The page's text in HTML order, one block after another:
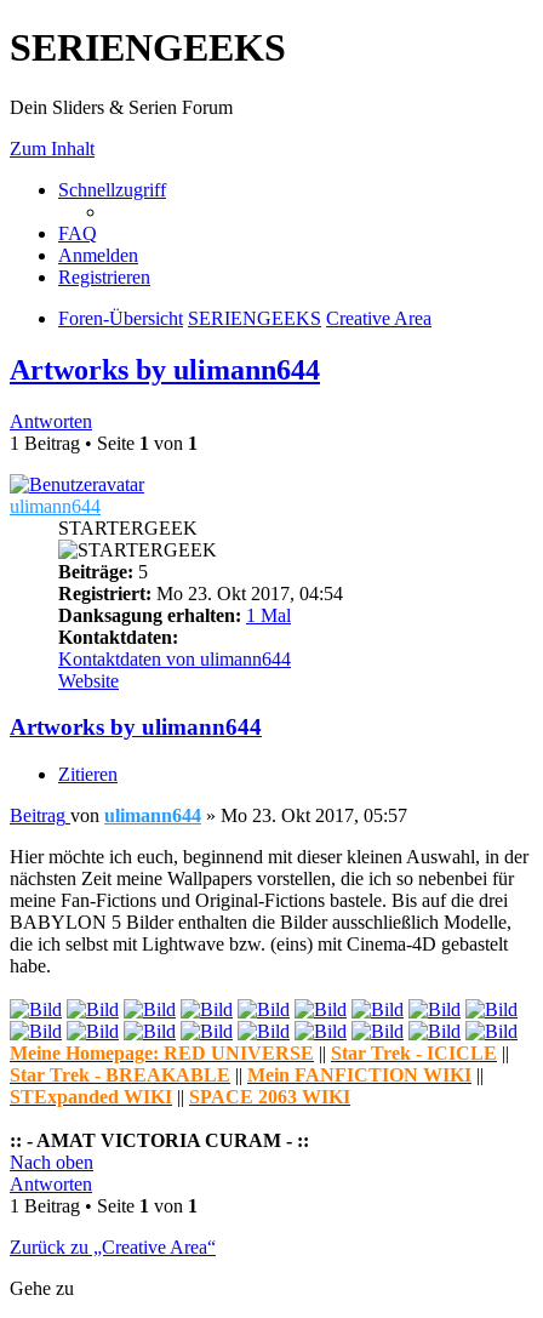
SERIENGEEKS
Dein Sliders & Serien Forum
Zum Inhalt
Schnellzugriff
FAQ
Anmelden
Registrieren
Foren-Übersicht SERIENGEEKS Creative Area
Artworks by ulimann644
Antworten
1 Beitrag • Seite 1 von 1
ulimann644
STARTERGEEK
Beiträge: 5
Registriert: Mo 23. Okt 2017, 04:54
Danksagung erhalten: 1 Mal
Kontaktdaten:
Kontaktdaten von ulimann644
Website
Artworks by ulimann644
Zitieren
Beitrag von ulimann644 » Mo 23. Okt 2017, 05:57
Hier möchte ich euch, beginnend mit dieser kleinen Auswahl, in der
nächsten Zeit meine Wallpapers vorstellen, die ich so nebenbei für
meine Fan-Fictions und Original-Fictions bastele. Bis auf die drei
BABYLON 5 Bilder enthalten die Bilder ausschließlich Modelle,
die ich selbst mit Lightwave bzw. (eins) mit Cinema-4D gebastelt
habe.
Meine Homepage: RED UNIVERSE || Star Trek - ICICLE ||
Star Trek - BREAKABLE || Mein FANFICTION WIKI ||
STExpanded WIKI || SPACE 2063 WIKI
:: - AMAT VICTORIA CURAM - ::
Nach oben
Antworten
1 Beitrag • Seite 1 von 1
Zurück zu „Creative Area“
Gehe zu